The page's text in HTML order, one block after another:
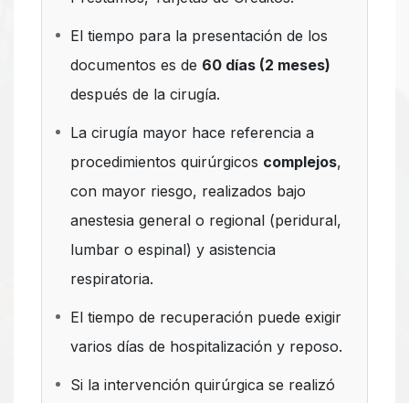
El tiempo para la presentación de los
documentos es de 60 días (2 meses)
después de la cirugía.
La cirugía mayor hace referencia a
procedimientos quirúrgicos complejos,
con mayor riesgo, realizados bajo
anestesia general o regional (peridural,
lumbar o espinal) y asistencia
respiratoria.
El tiempo de recuperación puede exigir
varios días de hospitalización y reposo.
Si la intervención quirúrgica se realizó